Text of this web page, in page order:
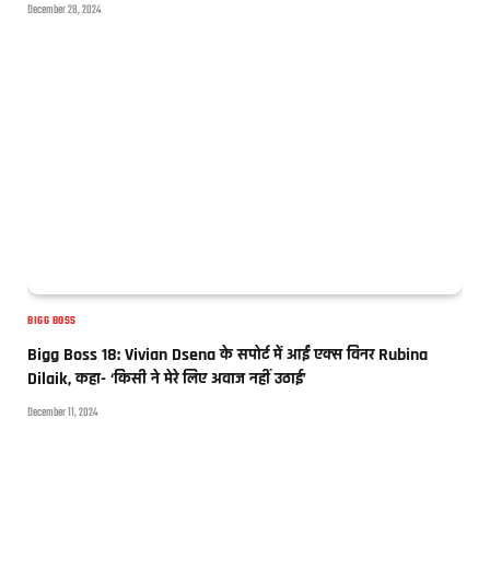
December 28, 2024
BIGG BOSS
Bigg Boss 18: Vivian Dsena के सपोर्ट में आईं एक्स विनर Rubina
Dilaik, कहा- ‘किसी ने मेरे लिए अवाज नहीं उठाई’
December 11, 2024